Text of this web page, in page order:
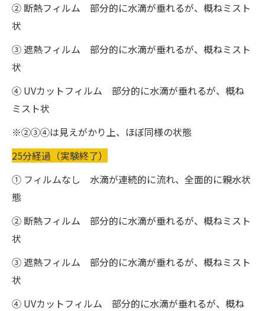
② 断熱フィルム 部分的に水滴が垂れるが、概ねミスト
状
③ 遮熱フィルム 部分的に水滴が垂れるが、概ねミスト
状
④ UVカットフィルム 部分的に水滴が垂れるが、概ね
ミスト状
※②③④は見えがかり上、ほぼ同様の状態
25分経過（実験終了）
① フィルムなし 水滴が連続的に流れ、全面的に親水状
態
② 断熱フィルム 部分的に水滴が垂れるが、概ねミスト
状
③ 遮熱フィルム 部分的に水滴が垂れるが、概ねミスト
状
④ UVカットフィルム 部分的に水滴が垂れるが、概ね